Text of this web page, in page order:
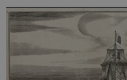
jednoduchost, měkkost a
miminka měl působit
Předškolní věk je